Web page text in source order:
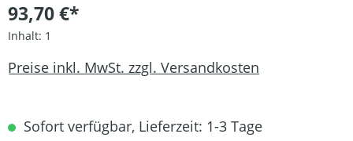
93,70 €*
Inhalt: 1
Preise inkl. MwSt. zzgl. Versandkosten
Sofort verfügbar, Lieferzeit: 1-3 Tage